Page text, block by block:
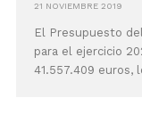
21 NOVIEMBRE 2019
El Presupuesto
para el ejercicio
41.557.409 euros,